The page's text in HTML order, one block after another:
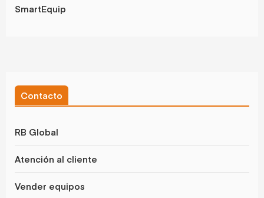
SmartEquip
Contacto
RB Global
Atención al cliente
Vender equipos